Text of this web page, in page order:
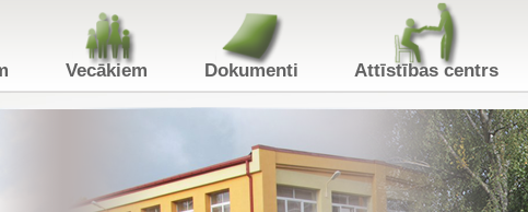
Vecākiem Dokumenti Attīstības centrs